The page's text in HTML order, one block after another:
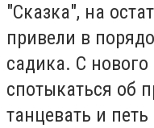
"Сказка", на
привели в
садика. С нового
спотыкаться об
танцевать и